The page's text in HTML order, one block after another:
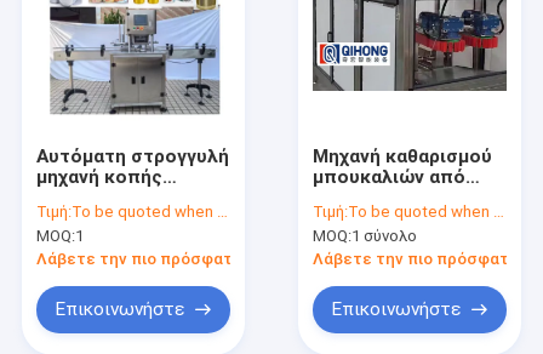
Αυτόματη στρογγυλή
μηχανή κοπής
Τιμή:To be quoted when contacting with the supplier
MOQ:1
Λάβετε την πιο πρόσφατη τιμή
Επικοινωνήστε
Μηχανή καθαρισμού
μπουκαλιών από
6000B/H
Τιμή:To be quoted when contacting with the supplier
MOQ:1 σύνολο
Λάβετε την πιο πρόσφατη
Επικοινωνήστε